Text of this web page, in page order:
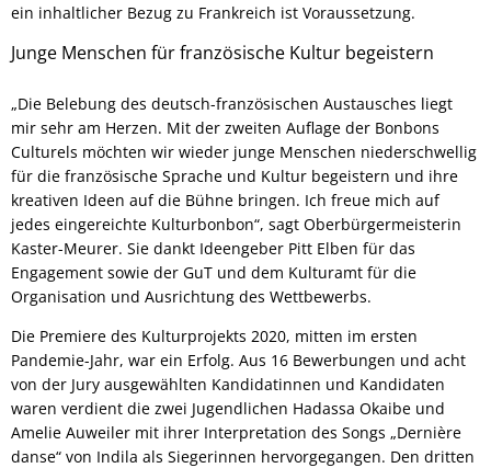
ein inhaltlicher Bezug zu Frankreich ist Voraussetzung.
Junge Menschen für französische Kultur begeistern
„Die Belebung des deutsch-französischen Austausches liegt
mir sehr am Herzen. Mit der zweiten Auflage der Bonbons
Culturels möchten wir wieder junge Menschen niederschwellig
für die französische Sprache und Kultur begeistern und ihre
kreativen Ideen auf die Bühne bringen. Ich freue mich auf
jedes eingereichte Kulturbonbon“, sagt Oberbürgermeisterin
Kaster-Meurer. Sie dankt Ideengeber Pitt Elben für das
Engagement sowie der GuT und dem Kulturamt für die
Organisation und Ausrichtung des Wettbewerbs.
Die Premiere des Kulturprojekts 2020, mitten im ersten
Pandemie-Jahr, war ein Erfolg. Aus 16 Bewerbungen und acht
von der Jury ausgewählten Kandidatinnen und Kandidaten
waren verdient die zwei Jugendlichen Hadassa Okaibe und
Amelie Auweiler mit ihrer Interpretation des Songs „Dernière
danse“ von Indila als Siegerinnen hervorgegangen. Den dritten